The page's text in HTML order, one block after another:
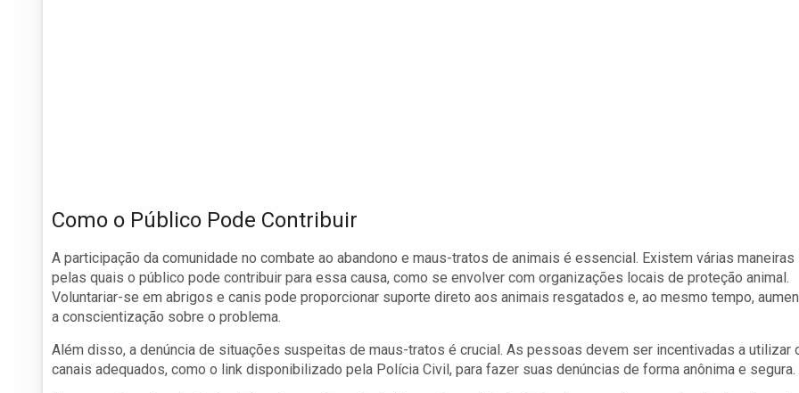
Como o Público Pode Contribuir
A participação da comunidade no combate ao abandono e maus-tratos de animais é essencial. Existem várias maneiras
pelas quais o público pode contribuir para essa causa, como se envolver com organizações locais de proteção animal.
Voluntariar-se em abrigos e canis pode proporcionar suporte direto aos animais resgatados e, ao mesmo tempo,
a conscientização sobre o problema.
Além disso, a denúncia de situações suspeitas de maus-tratos é crucial. As pessoas devem ser incentivadas a utilizar
canais adequados, como o link disponibilizado pela Polícia Civil, para fazer suas denúncias de forma anônima e segura.